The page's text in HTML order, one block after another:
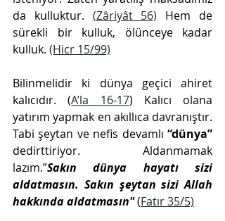
da kulluktur. (Zâriyât 56) Hem de
sürekli bir kulluk, ölünceye kadar
kulluk. (Hicr 15/99)
Bilinmelidir ki dünya geçici ahiret
kalıcıdır. (A’la 16-17) Kalıcı olana
yatırım yapmak en akıllıca davranıştır.
Tabi şeytan ve nefis devamlı “dünya”
dedirttiriyor. Aldanmamak
lazım.”Sakın dünya hayatı sizi
aldatmasın. Sakın şeytan sizi Allah
hakkında aldatmasın" (Fatır 35/5)